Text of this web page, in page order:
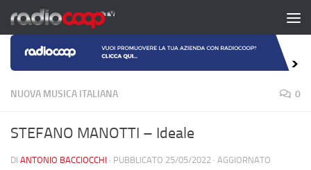
Salta al contenuto
NUOVA MUSICA ITALIANA 0
STEFANO MANOTTI – Ideale
DI ANTONIO BACCIOCCHI · PUBBLICATO 25/05/2022 · AGGIORNATO